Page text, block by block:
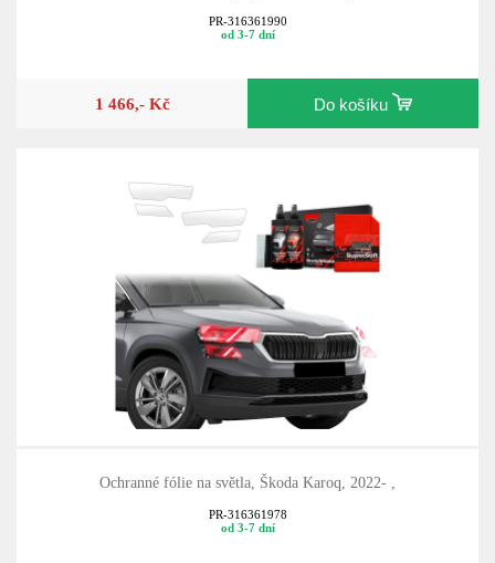
PR-316361990
od 3-7 dní
1 466,- Kč Do košíku
Ochranné fólie na světla, Škoda Karoq, 2022- ,
PR-316361978
od 3-7 dní